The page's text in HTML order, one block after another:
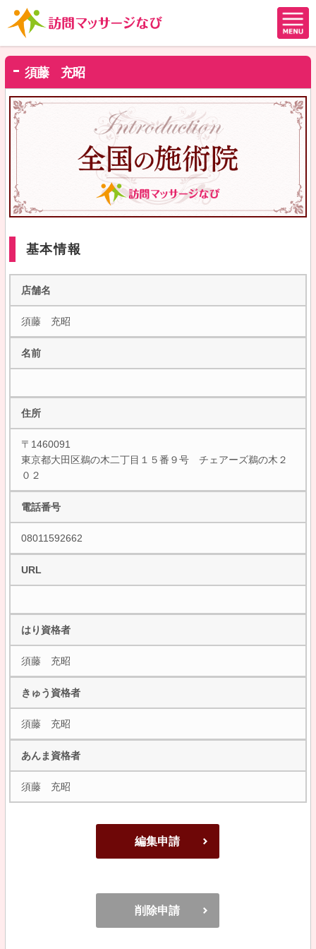
須藤 充昭
基本情報
店舗名
須藤 充昭
名前
住所
〒1460091
東京都大田区鵜の木二丁目１５番９号 チェアーズ鵜の木２
０２
電話番号
08011592662
URL
はり資格者
須藤 充昭
きゅう資格者
須藤 充昭
あんま資格者
須藤 充昭
編集申請
削除申請